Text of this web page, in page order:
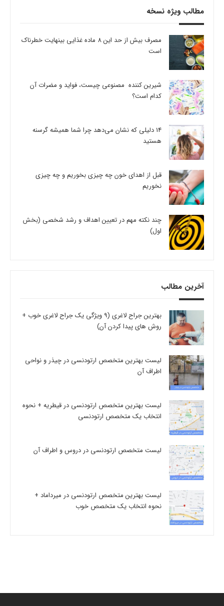
مطالب ویژه نسخه
مصرف بیش از حد این 8 ماده غذایی بینهایت خطرناک
است
شیرین کننده مصنوعی چیست، فواید و مضرات آن
کدام است؟
14 دلیلی که نشان می‌دهد چرا شما همیشه گرسنه
هستید
قبل از اهدای خون چه چیزی بخوریم و چه چیزی
نخوریم
چند نکته مهم در تعیین اهداف و رشد شخصی (بخش
اول)
آخرین مطالب
بهترین جراح لاغری (9 ویژگی یک جراح لاغری خوب +
روش های پیدا کردن آن)
لیست بهترین متخصص ارتودنسی در چیذر و نواحی
اطراف آن
لیست بهترین متخصص ارتودنسی در قیطریه + نحوه
انتخاب یک متخصص ارتودنسی
لیست متخصص ارتودنسی در دروس و اطراف آن
لیست بهترین متخصص ارتودنسی در میرداماد +
نحوه انتخاب یک متخصص خوب